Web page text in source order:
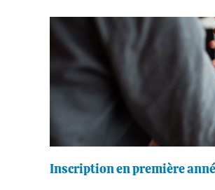
Inscription en première